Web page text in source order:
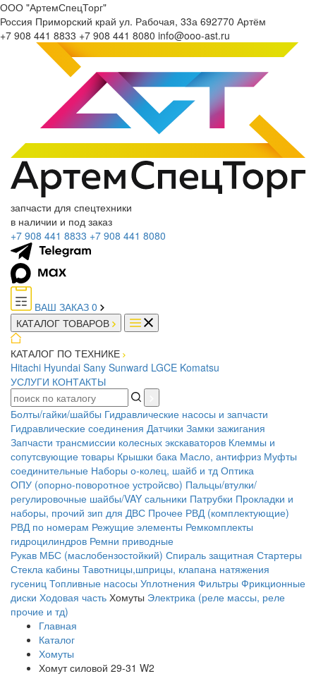
ООО "АртемСпецТорг"
Россия Приморский край ул. Рабочая, 33а 692770 Артём
+7 908 441 8833 +7 908 441 8080 info@ooo-ast.ru
запчасти для спецтехники
в наличии и под заказ
+7 908 441 8833 +7 908 441 8080
ВАШ ЗАКАЗ 0
КАТАЛОГ ТОВАРОВ
КАТАЛОГ ПО ТЕХНИКЕ
Hitachi Hyundai Sany Sunward LGCE Komatsu
УСЛУГИ КОНТАКТЫ
Болты/гайки/шайбы Гидравлические насосы и запчасти
Гидравлические соединения Датчики Замки зажигания
Запчасти трансмиссии колесных экскаваторов Клеммы и
сопутсвующие товары Крышки бака Масло, антифриз Муфты
соединительные Наборы о-колец, шайб и тд Оптика
ОПУ (опорно-поворотное устройсво) Пальцы/втулки/
регулировочные шайбы/VAY сальники Патрубки Прокладки и
наборы, прочий зип для ДВС Прочее РВД (комплектующие)
РВД по номерам Режущие элементы Ремкомплекты
гидроцилиндров Ремни приводные
Рукав МБС (маслобензостойкий) Спираль защитная Стартеры
Стекла кабины Тавотницы,шприцы, клапана натяжения
гусениц Топливные насосы Уплотнения Фильтры Фрикционные
диски Ходовая часть Хомуты Электрика (реле массы, реле
прочие и тд)
Главная
Каталог
Хомуты
Хомут силовой 29-31 W2